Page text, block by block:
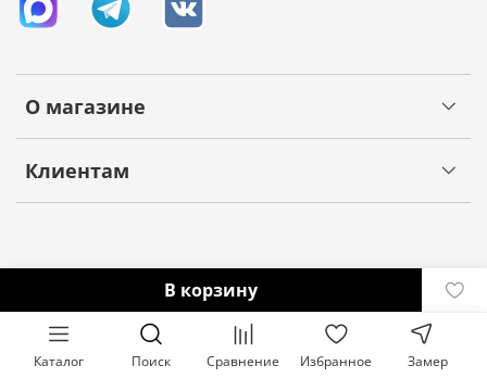
В корзину
О магазине
Клиентам
Каталог Поиск Сравнение Избранное Замер